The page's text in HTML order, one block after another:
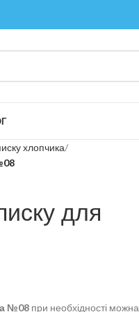
хлопчика
для
№08при необхідності можна